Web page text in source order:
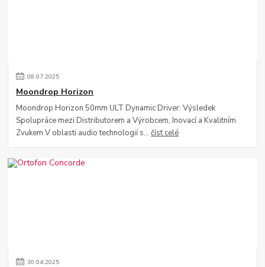
08.07.2025
Moondrop Horizon
Moondrop Horizon 50mm ULT Dynamic Driver: Výsledek
Spolupráce mezi Distributorem a Výrobcem, Inovací a Kvalitním
Zvukem V oblasti audio technologií s...číst celé
30.04.2025